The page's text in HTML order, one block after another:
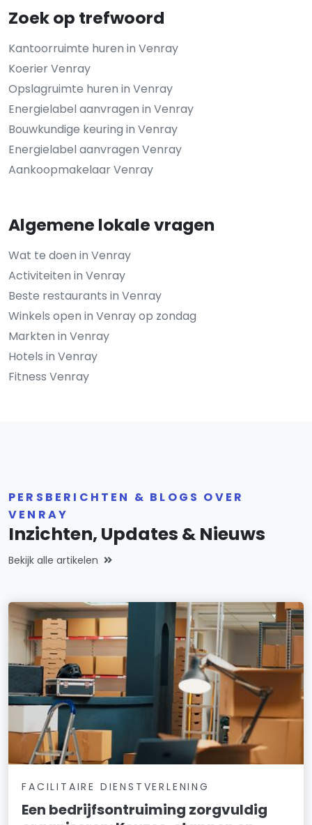
Zoek op trefwoord
Kantoorruimte huren in Venray
Koerier Venray
Opslagruimte huren in Venray
Energielabel aanvragen in Venray
Bouwkundige keuring in Venray
Energielabel aanvragen Venray
Aankoopmakelaar Venray
Algemene lokale vragen
Wat te doen in Venray
Activiteiten in Venray
Beste restaurants in Venray
Winkels open in Venray op zondag
Markten in Venray
Hotels in Venray
Fitness Venray
PERSBERICHTEN & BLOGS OVER
VENRAY
Inzichten, Updates & Nieuws
Bekijk alle artikelen
FACILITAIRE DIENSTVERLENING
Een bedrijfsontruiming zorgvuldig